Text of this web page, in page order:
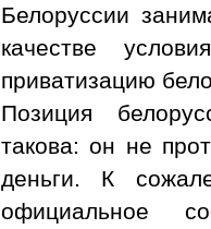
Белоруссии
качестве
приватизацию
Позиция
такова: он не
деньги. К
официальное